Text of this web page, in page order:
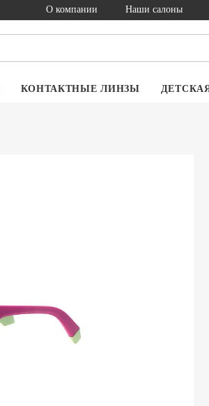
О компании Наши салоны
КОНТАКТНЫЕ ЛИНЗЫ